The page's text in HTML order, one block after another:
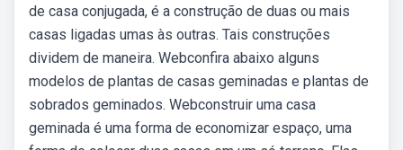
de casa conjugada, é a construção de duas ou mais
casas ligadas umas às outras. Tais construções
dividem de maneira. Webconfira abaixo alguns
modelos de plantas de casas geminadas e plantas de
sobrados geminados. Webconstruir uma casa
geminada é uma forma de economizar espaço, uma